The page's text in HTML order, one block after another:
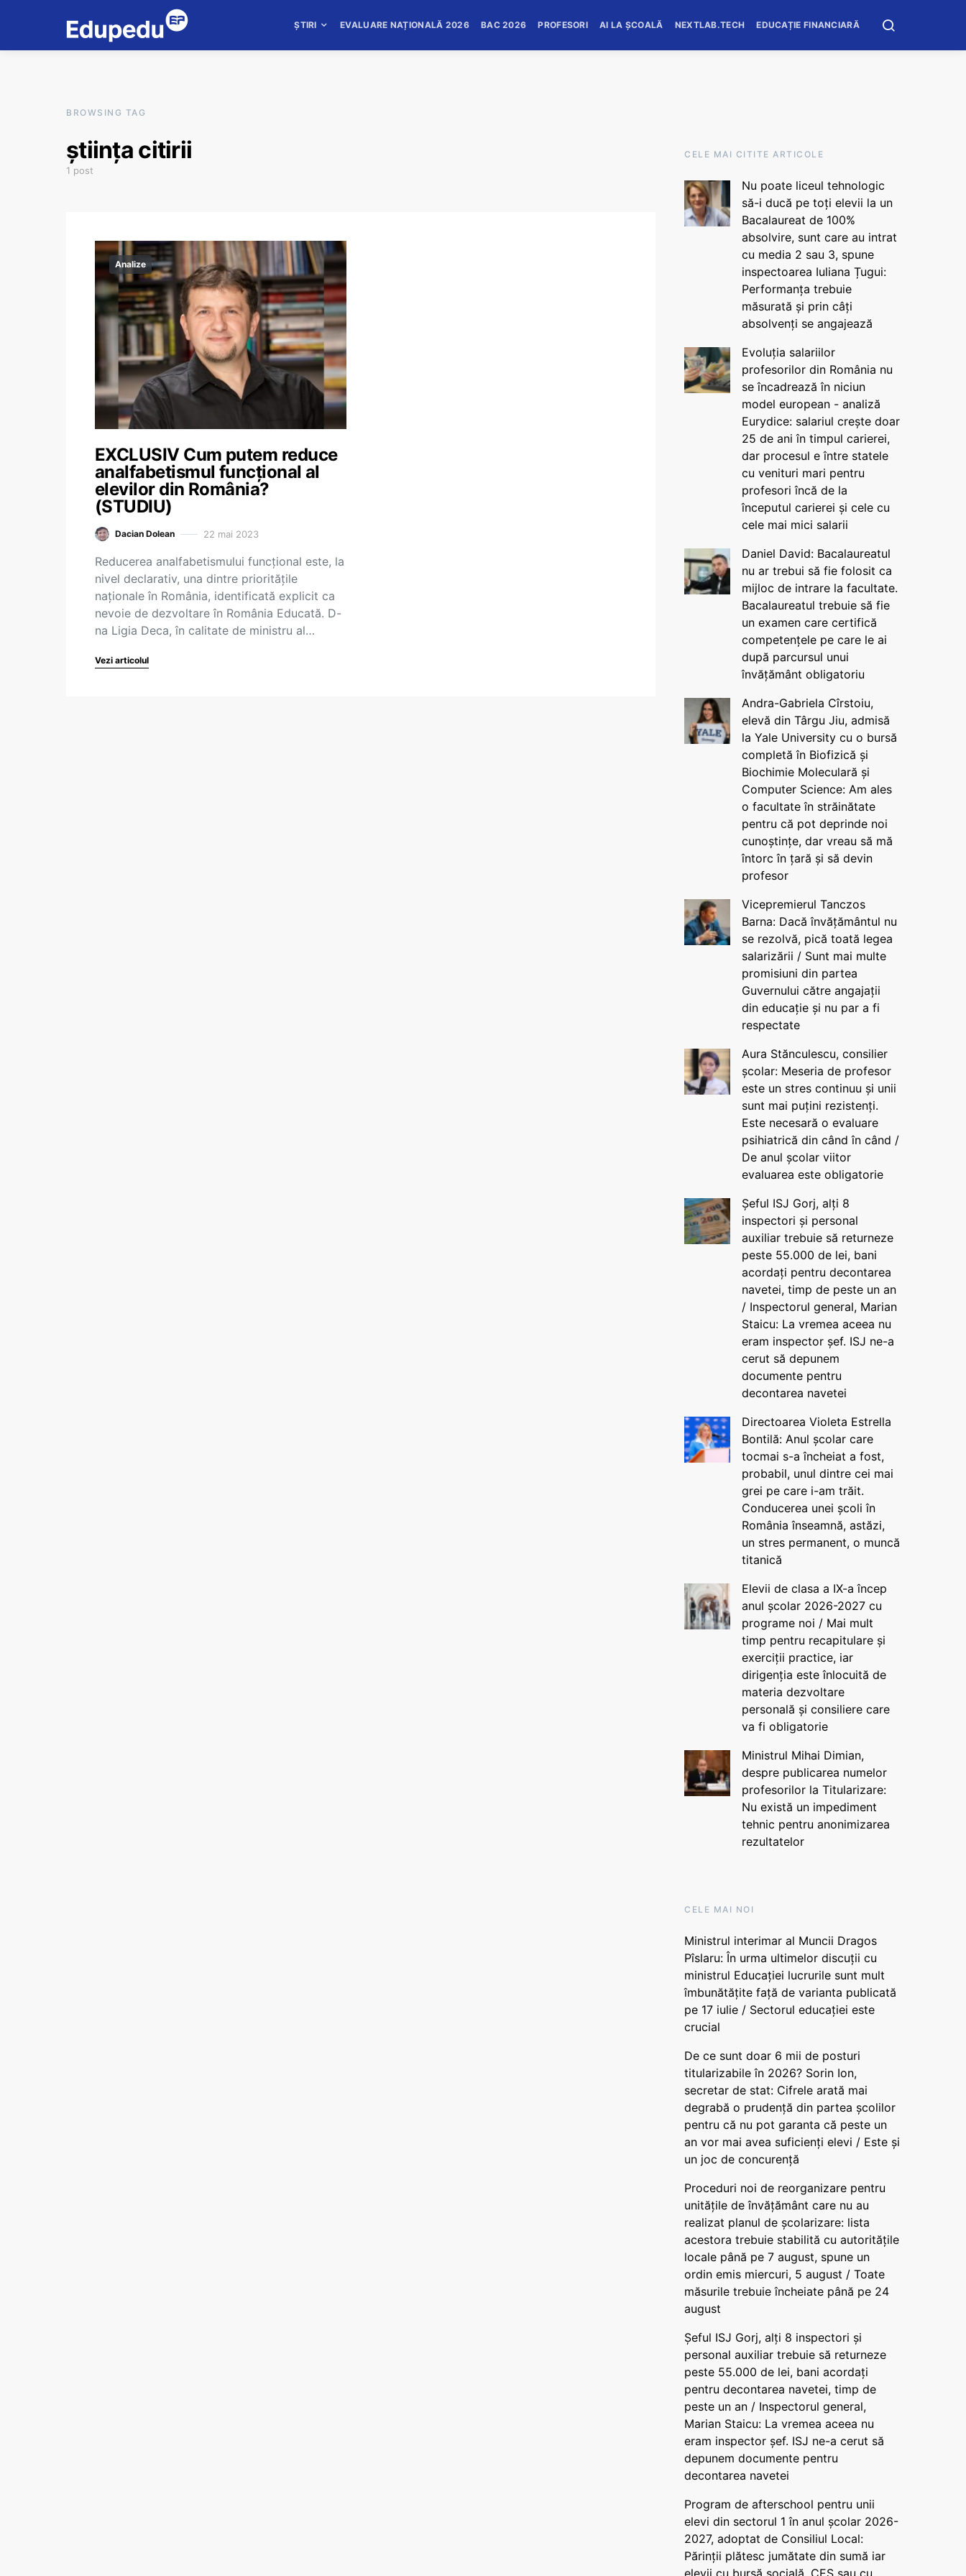
ȘTIRI EVALUARE NAȚIONALĂ 2026 BAC 2026 PROFESORI AI LA ȘCOALĂ NEXTLAB.TECH EDUCAȚIE FINANCIARĂ
BROWSING TAG
știința citirii
1 post
Analize
EXCLUSIV Cum putem reduce
analfabetismul funcțional al
elevilor din România?
(STUDIU)
Dacian Dolean 22 mai 2023
Reducerea analfabetismului funcțional este, la
nivel declarativ, una dintre prioritățile
naționale în România, identificată explicit ca
nevoie de dezvoltare în România Educată. D-
na Ligia Deca, în calitate de ministru al…
Vezi articolul
CELE MAI CITITE ARTICOLE
Nu poate liceul tehnologic
să-i ducă pe toți elevii la un
Bacalaureat de 100%
absolvire, sunt care au intrat
cu media 2 sau 3, spune
inspectoarea Iuliana Țugui:
Performanța trebuie
măsurată și prin câți
absolvenți se angajează
Evoluția salariilor
profesorilor din România nu
se încadrează în niciun
model european - analiză
Eurydice: salariul crește doar
25 de ani în timpul carierei,
dar procesul e între statele
cu venituri mari pentru
profesori încă de la
începutul carierei și cele cu
cele mai mici salarii
Daniel David: Bacalaureatul
nu ar trebui să fie folosit ca
mijloc de intrare la facultate.
Bacalaureatul trebuie să fie
un examen care certifică
competențele pe care le ai
după parcursul unui
învățământ obligatoriu
Andra-Gabriela Cîrstoiu,
elevă din Târgu Jiu, admisă
la Yale University cu o bursă
completă în Biofizică și
Biochimie Moleculară și
Computer Science: Am ales
o facultate în străinătate
pentru că pot deprinde noi
cunoștințe, dar vreau să mă
întorc în țară și să devin
profesor
Vicepremierul Tanczos
Barna: Dacă învățământul nu
se rezolvă, pică toată legea
salarizării / Sunt mai multe
promisiuni din partea
Guvernului către angajații
din educație și nu par a fi
respectate
Aura Stănculescu, consilier
școlar: Meseria de profesor
este un stres continuu și unii
sunt mai puțini rezistenți.
Este necesară o evaluare
psihiatrică din când în când /
De anul școlar viitor
evaluarea este obligatorie
Șeful ISJ Gorj, alți 8
inspectori și personal
auxiliar trebuie să returneze
peste 55.000 de lei, bani
acordați pentru decontarea
navetei, timp de peste un an
/ Inspectorul general, Marian
Staicu: La vremea aceea nu
eram inspector șef. ISJ ne-a
cerut să depunem
documente pentru
decontarea navetei
Directoarea Violeta Estrella
Bontilă: Anul școlar care
tocmai s-a încheiat a fost,
probabil, unul dintre cei mai
grei pe care i-am trăit.
Conducerea unei școli în
România înseamnă, astăzi,
un stres permanent, o muncă
titanică
Elevii de clasa a IX-a încep
anul școlar 2026-2027 cu
programe noi / Mai mult
timp pentru recapitulare și
exerciții practice, iar
dirigenția este înlocuită de
materia dezvoltare
personală și consiliere care
va fi obligatorie
Ministrul Mihai Dimian,
despre publicarea numelor
profesorilor la Titularizare:
Nu există un impediment
tehnic pentru anonimizarea
rezultatelor
CELE MAI NOI
Ministrul interimar al Muncii Dragos
Pîslaru: În urma ultimelor discuții cu
ministrul Educației lucrurile sunt mult
îmbunătățite față de varianta publicată
pe 17 iulie / Sectorul educației este
crucial
De ce sunt doar 6 mii de posturi
titularizabile în 2026? Sorin Ion,
secretar de stat: Cifrele arată mai
degrabă o prudență din partea școlilor
pentru că nu pot garanta că peste un
an vor mai avea suficienți elevi / Este și
un joc de concurență
Proceduri noi de reorganizare pentru
unitățile de învățământ care nu au
realizat planul de școlarizare: lista
acestora trebuie stabilită cu autoritățile
locale până pe 7 august, spune un
ordin emis miercuri, 5 august / Toate
măsurile trebuie încheiate până pe 24
august
Șeful ISJ Gorj, alți 8 inspectori și
personal auxiliar trebuie să returneze
peste 55.000 de lei, bani acordați
pentru decontarea navetei, timp de
peste un an / Inspectorul general,
Marian Staicu: La vremea aceea nu
eram inspector șef. ISJ ne-a cerut să
depunem documente pentru
decontarea navetei
Program de afterschool pentru unii
elevi din sectorul 1 în anul școlar 2026-
2027, adoptat de Consiliul Local:
Părinții plătesc jumătate din sumă iar
elevii cu bursă socială, CES sau cu